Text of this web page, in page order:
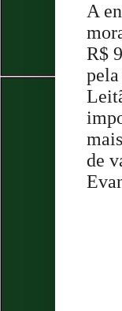
A
R$
de